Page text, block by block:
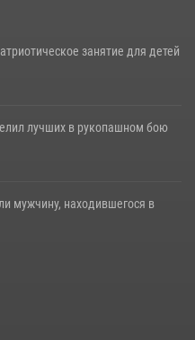
занятие для детей
лучших в рукопашном бою
мужчину, находившегося в